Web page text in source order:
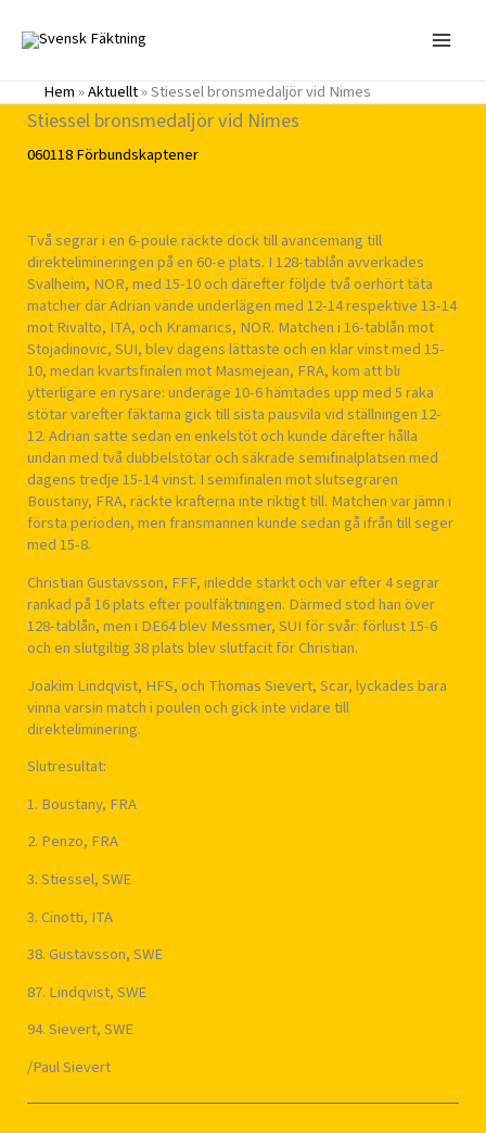
innehåll
Hem»Aktuellt»Stiessel bronsmedaljör vid Nimes
Stiessel bronsmedaljör vid Nimes
060118Förbundskaptener
Två segrar i en 6-poule räckte dock till avancemang till
direktelimineringen på en 60-e plats. I 128-tablån avverkades
Svalheim, NOR, med 15-10 och därefter följde två oerhört täta
matcher där Adrian vände underlägen med 12-14 respektive 13-14
mot Rivalto, ITA, och Kramarics, NOR. Matchen i 16-tablån mot
Stojadinovic, SUI, blev dagens lättaste och en klar vinst med 15-
10, medan kvartsfinalen mot Masmejean, FRA, kom att bli
ytterligare en rysare: underäge 10-6 hämtades upp med 5 raka
stötar varefter fäktarna gick till sista pausvila vid ställningen 12-
12. Adrian satte sedan en enkelstöt och kunde därefter hålla
undan med två dubbelstötar och säkrade semifinalplatsen med
dagens tredje 15-14 vinst. I semifinalen mot slutsegraren
Boustany, FRA, räckte krafterna inte riktigt till. Matchen var jämn i
första perioden, men fransmannen kunde sedan gå ifrån till seger
med 15-8.
Christian Gustavsson, FFF, inledde starkt och var efter 4 segrar
rankad på 16 plats efter poulfäktningen. Därmed stod han över
128-tablån, men i DE64 blev Messmer, SUI för svår: förlust 15-6
och en slutgiltig 38 plats blev slutfacit för Christian.
Joakim Lindqvist, HFS, och Thomas Sievert, Scar, lyckades bara
vinna varsin match i poulen och gick inte vidare till
direkteliminering.
Slutresultat:
1. Boustany, FRA
2. Penzo, FRA
3. Stiessel, SWE
3. Cinotti, ITA
38. Gustavsson, SWE
87. Lindqvist, SWE
94. Sievert, SWE
/Paul Sievert